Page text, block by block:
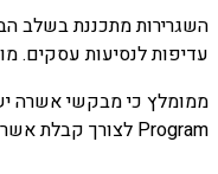
עדיפות לנסיעות עסקים.
Program לצורך קבלת אשרות B וזאת בתנאי שעומדים בדרישות .